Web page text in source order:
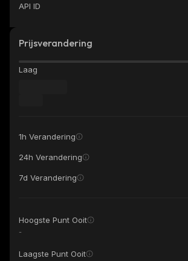
API ID
Prijsverandering
Laag
1h Verandering
24h Verandering
7d Verandering
Hoogste Punt Ooit
-
Laagste Punt Ooit